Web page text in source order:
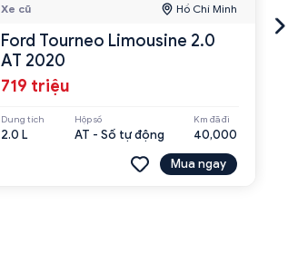
Xe cũ Hồ Chí Minh
Ford Tourneo Limousine 2.0
AT 2020
719 triệu
Dung tích
2.0 L
Hộp số
AT - Số tự động
Km đã đi
40,000
Mua ngay